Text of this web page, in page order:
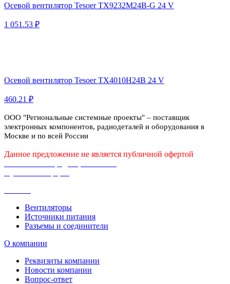
Осевой вентилятор Tesoer TX9232M24B-G 24 V
1 051.53 ₽
Осевой вентилятор Tesoer TX4010H24B 24 V
460.21 ₽
ООО "Региональные системные проекты" – поставщик
электронных компонентов, радиодеталей и оборудования в
Москве и по всей России
Данное предложение не является публичной офертой
Вентиляторы
Источники питания
Разъемы и соединители
О компании
Реквизиты компании
Новости компании
Вопрос-ответ